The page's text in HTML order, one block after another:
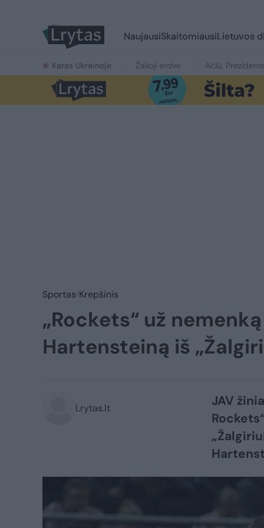
NaujausiSkaitomiausiLietuvos
Karas Ukrainoje Žalioji erdvė Ačiū,
Sportas Krepšinis
„Rockets“ už
Hartensteiną iš
Lrytas.lt
JAV